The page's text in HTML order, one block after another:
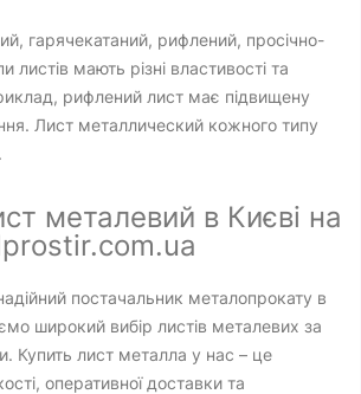
гарячекатаний, рифлений, просічно-
листів мають різні властивості та
рифлений лист має підвищену
Лист металлический кожного типу
металевий в Києві на
постачальник металопрокату в
широкий вибір листів металевих за
Купить лист металла у нас – це
оперативної доставки та